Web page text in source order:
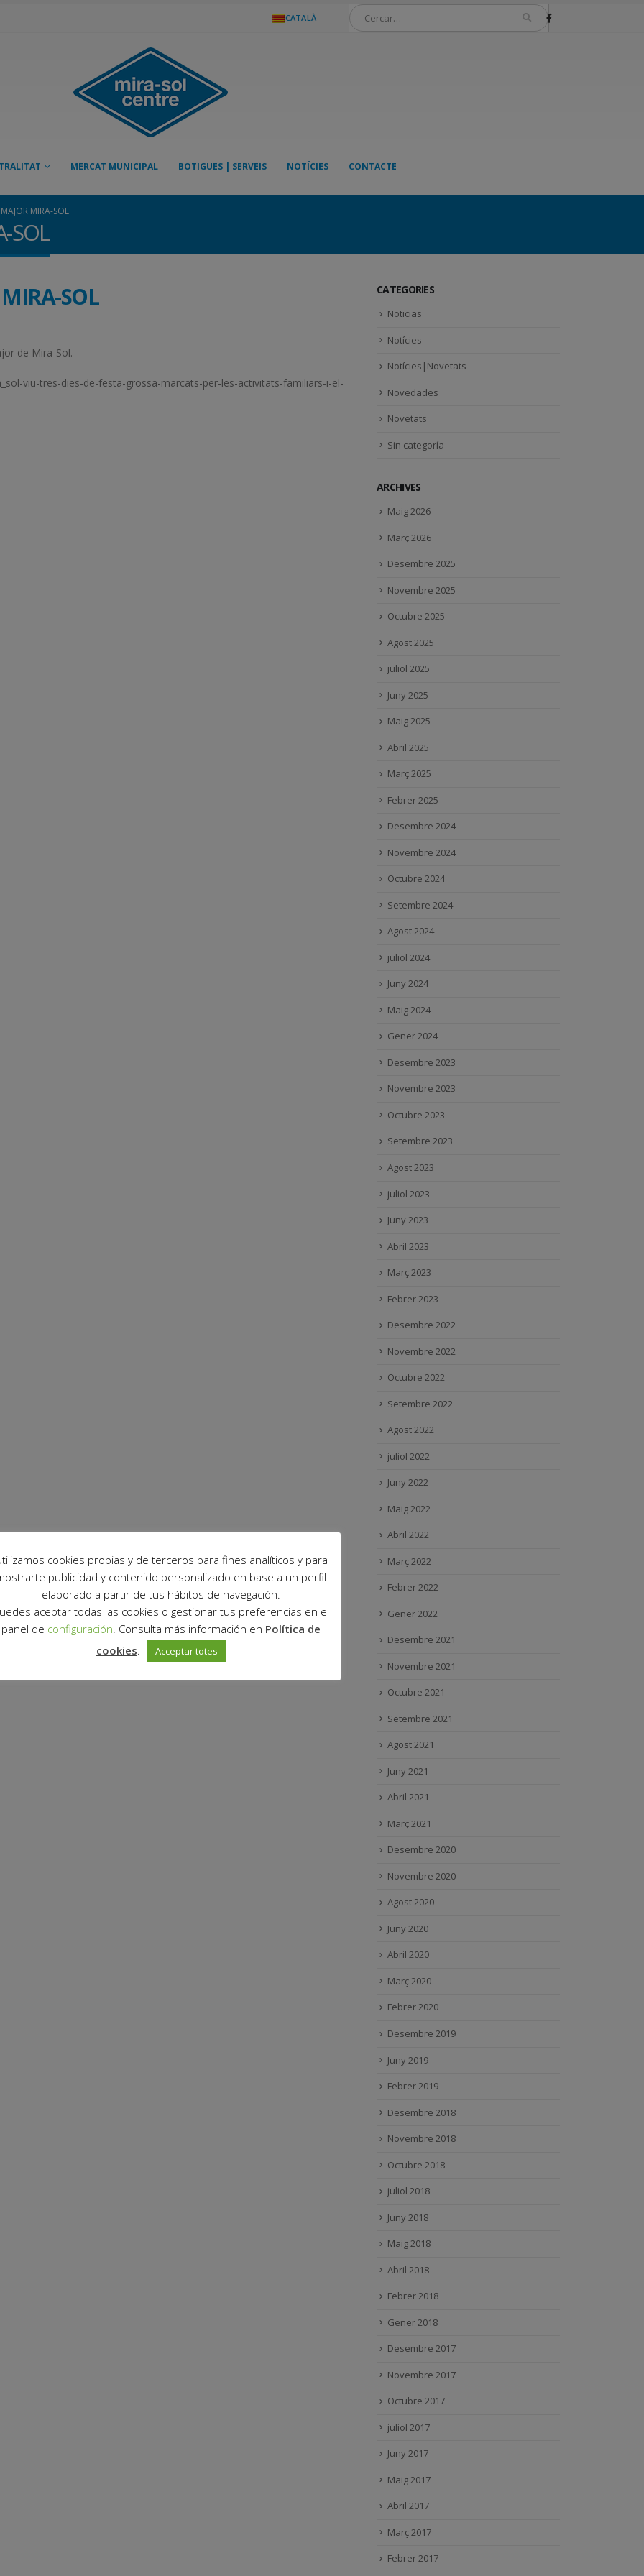
CATALÀ
MERCAT MUNICIPAL BOTIGUES | SERVEIS NOTÍCIES CONTACTE
MIRA-SOL
SOL
SOL
de Mira-Sol.
viu-tres-dies-de-festa-grossa-marcats-per-les-activitats-familiars-i-el-
CATEGORIES
Noticias
Notícies
Notícies|Novetats
Novedades
Novetats
Sin categoría
ARCHIVES
Maig 2026
Març 2026
Desembre 2025
Novembre 2025
Octubre 2025
Agost 2025
juliol 2025
Juny 2025
Maig 2025
Abril 2025
Març 2025
Febrer 2025
Desembre 2024
Novembre 2024
Octubre 2024
Setembre 2024
Agost 2024
juliol 2024
Juny 2024
Maig 2024
Gener 2024
Desembre 2023
Novembre 2023
Octubre 2023
Setembre 2023
Agost 2023
juliol 2023
Juny 2023
Abril 2023
Març 2023
Febrer 2023
Desembre 2022
Novembre 2022
Octubre 2022
Setembre 2022
Agost 2022
juliol 2022
Juny 2022
Maig 2022
Abril 2022
Març 2022
Febrer 2022
Gener 2022
Desembre 2021
Novembre 2021
Octubre 2021
Setembre 2021
Agost 2021
Juny 2021
Abril 2021
Març 2021
Desembre 2020
Novembre 2020
Agost 2020
Juny 2020
Abril 2020
Març 2020
Febrer 2020
Desembre 2019
Juny 2019
Febrer 2019
Desembre 2018
Novembre 2018
Octubre 2018
juliol 2018
Juny 2018
Maig 2018
Abril 2018
Febrer 2018
Gener 2018
Desembre 2017
Novembre 2017
Octubre 2017
juliol 2017
Juny 2017
Maig 2017
Abril 2017
Març 2017
Febrer 2017
cookies propias y de terceros para fines analíticos y para
publicidad y contenido personalizado en base a un perfil
elaborado a partir de tus hábitos de navegación.
aceptar todas las cookies o gestionar tus preferencias en el
panel de configuración . Consulta más información en Política de
cookies
Acceptar totes